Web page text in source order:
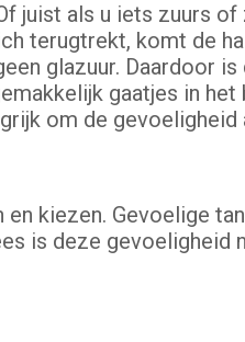
juist als u iets zuurs
terugtrekt, komt de
glazuur. Daardoor
gaatjes in
om de gevoeligheid
kiezen. Gevoelige
is deze gevoeligheid